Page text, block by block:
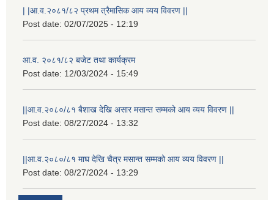
| |आ.व.२०८१/८२ प्रथम त्रैमासिक आय व्यय विवरण ||
Post date: 02/07/2025 - 12:19
आ.व. २०८१/८२ बजेट तथा कार्यक्रम
Post date: 12/03/2024 - 15:49
||आ.व.२०८०/८१ बैशाख देखि असार मसान्त सम्मको आय व्यय विवरण ||
Post date: 08/27/2024 - 13:32
||आ.व.२०८०/८१ माघ देखि चैत्र मसान्त सम्मको आय व्यय विवरण ||
Post date: 08/27/2024 - 13:29